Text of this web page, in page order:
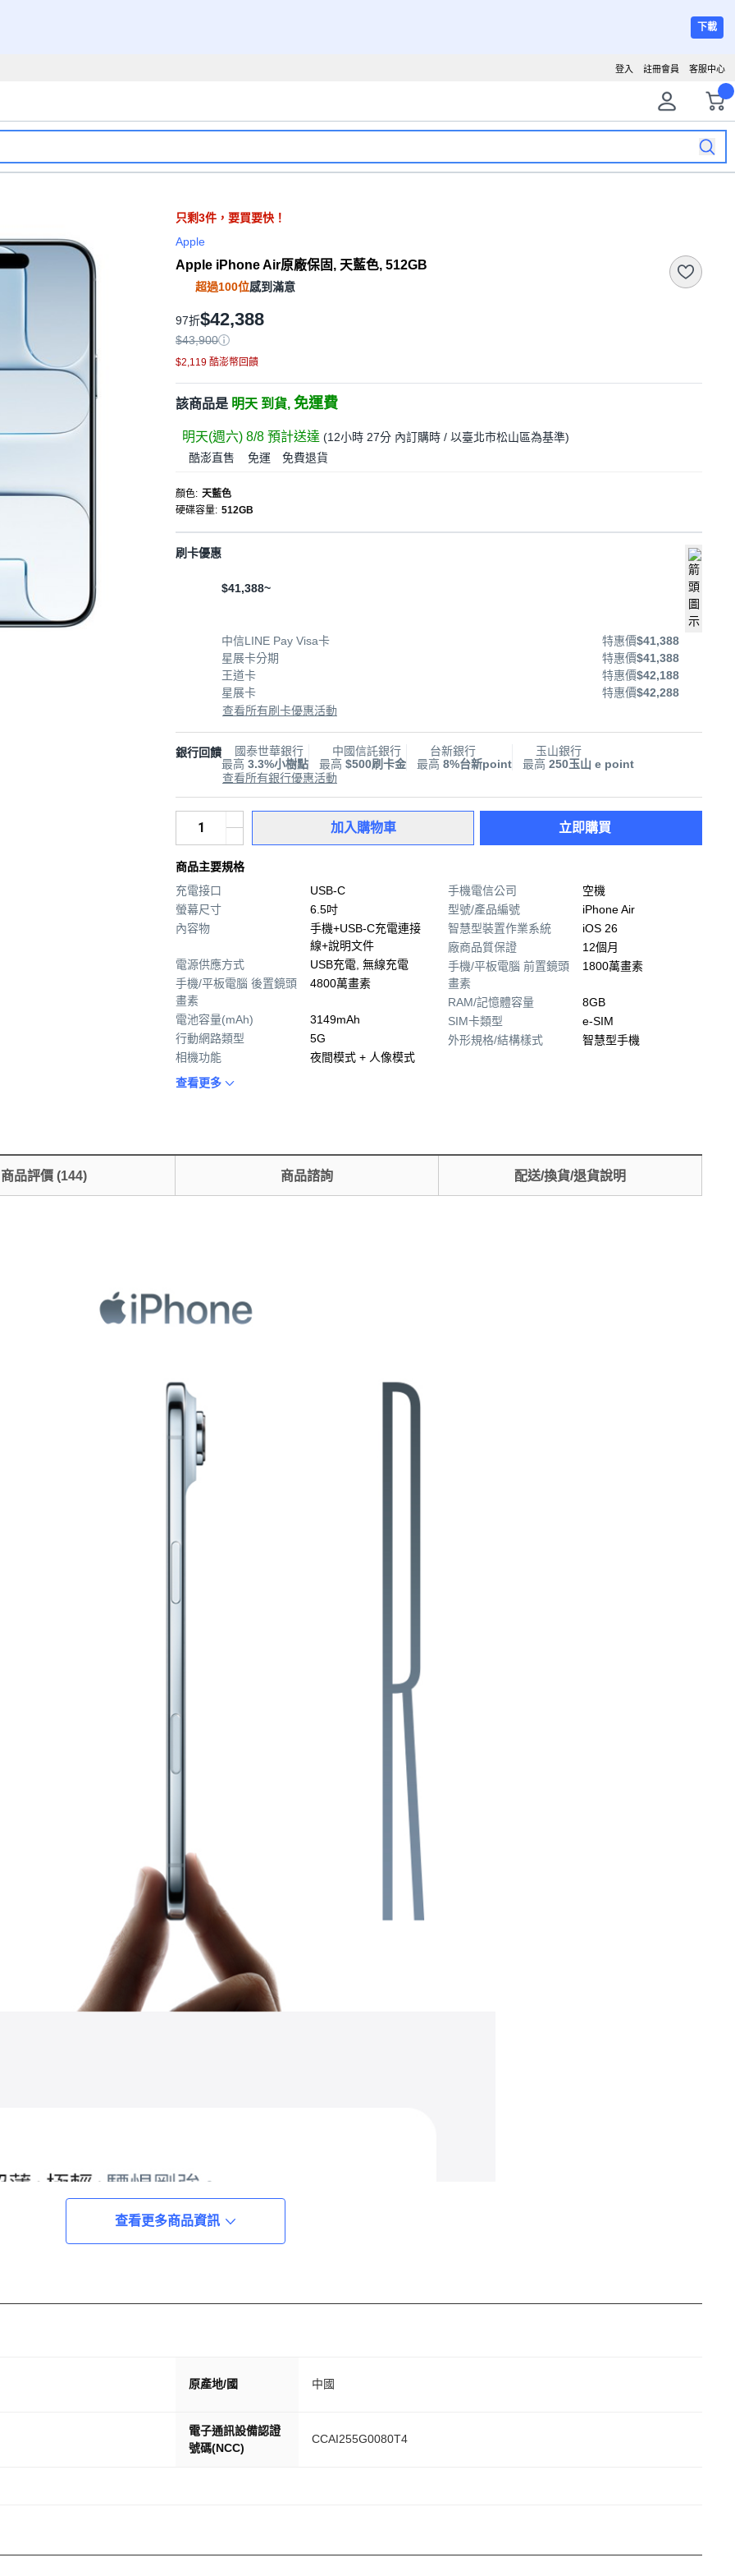
下載
客服中心
註冊會員
登入
只剩3件， 要買要快！
Apple
Apple iPhone Air原廠保固, 天藍色, 512GB
超過100位感到滿意
97折$42,388
$43,900
$2,119 酷澎幣回饋
該商品是 明天 到貨, 免運費
明天(週六) 8/8 預計送達 (12小時 27分 內訂購時 / 以臺北市松山區為基準)
酷澎直售 免運 免費退貨
顏色: 天藍色
硬碟容量: 512GB
刷卡優惠
$41,388~
中信LINE Pay Visa卡 特惠價$41,388
星展卡分期
特惠價$41,388
王道卡
特惠價$42,188
星展卡
特惠價$42,288
查看所有刷卡優惠活動
銀行回饋
國泰世華銀行
最高 3.3%小樹點
中國信託銀行
最高 $500刷卡金
台新銀行
最高 8%台新point
玉山銀行
最高 250玉山 e point
查看所有銀行優惠活動
加入購物車 立即購買
商品主要規格
充電接口
USB-C
螢幕尺寸
6.5吋
內容物
手機+USB-C充電連接
線+說明文件
電源供應方式
USB充電, 無線充電
手機/平板電腦 後置鏡頭
畫素
4800萬畫素
電池容量(mAh)
3149mAh
行動網路類型
5G
相機功能
夜間模式 + 人像模式
手機電信公司
空機
型號/產品編號
iPhone Air
智慧型裝置作業系統
iOS 26
廠商品質保證
12個月
手機/平板電腦 前置鏡頭
畫素
1800萬畫素
RAM/記憶體容量
8GB
SIM卡類型
e-SIM
外形規格/結構樣式
智慧型手機
查看更多
商品評價(144) 商品諮詢 配送/換貨/退貨說明
查看更多商品資訊
原產地/國 中國
電子通訊設備認證
號碼(NCC)
CCAI255G0080T4